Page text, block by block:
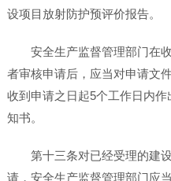
设项目放射防护预评价报告。
安全生产监督管理部门在
者审核申请后，应当对申请文
收到申请之日起5个工作日内
知书。
第十三条对已经受理的建
请，安全生产监督管理部门应